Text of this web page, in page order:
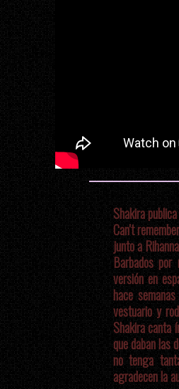
Shakira
Can't
junto a
Barbados por
versión en
hace
vestuario y
Shakira canta
que daban las
no tenga
agradecen la